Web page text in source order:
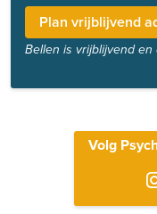
Plan vrijblijvend
Bellen is vrijblijvend
Volg